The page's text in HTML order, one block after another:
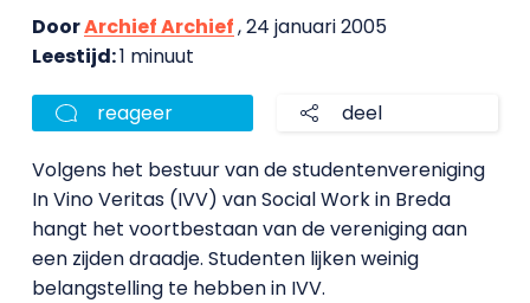
DoorArchief Archief, 24 januari 2005
Leestijd:1 minuut
reageer deel
Volgens het bestuur van de studentenvereniging
In Vino Veritas (IVV) van Social Work in Breda
hangt het voortbestaan van de vereniging aan
een zijden draadje. Studenten lijken weinig
belangstelling te hebben in IVV.